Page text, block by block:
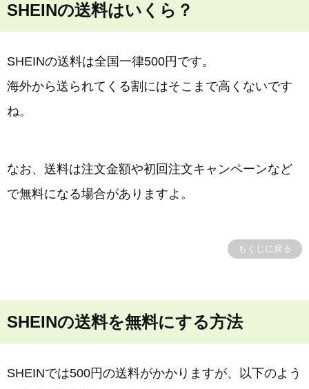
SHEINの送料はいくら？
SHEINの送料は全国一律500円です。
海外から送られてくる割にはそこまで高くないです
ね。
なお、送料は注文金額や初回注文キャンペーンなど
で無料になる場合がありますよ。
もくじに戻る
SHEINの送料を無料にする方法
SHEINでは500円の送料がかかりますが、以下のよう